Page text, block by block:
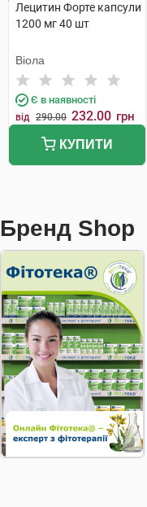
Лецитин Форте капсули
1200 мг 40 шт
Віола
Є в наявності
від 290.00 232.00 грн
КУПИТИ
Бренд Shop